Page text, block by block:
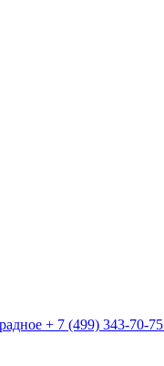
+ 7 (499) 343-70-75